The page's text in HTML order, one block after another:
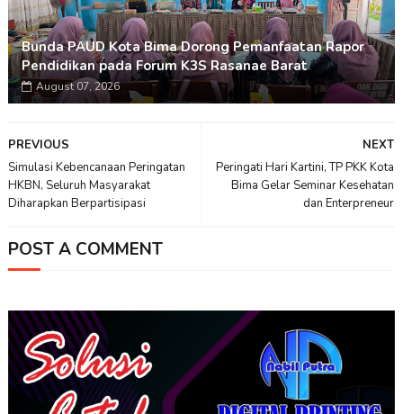
Bunda PAUD Kota Bima Dorong Pemanfaatan Rapor
Pendidikan pada Forum K3S Rasanae Barat
August 07, 2026
NEXT
Peringati Hari Kartini, TP PKK Kota
Bima Gelar Seminar Kesehatan
dan Enterpreneur
PREVIOUS
Simulasi Kebencanaan Peringatan
HKBN, Seluruh Masyarakat
Diharapkan Berpartisipasi
POST A COMMENT